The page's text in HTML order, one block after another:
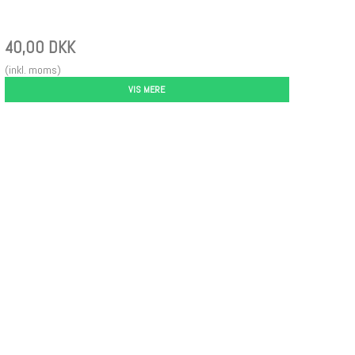
40,00 DKK
(inkl. moms)
VIS MERE